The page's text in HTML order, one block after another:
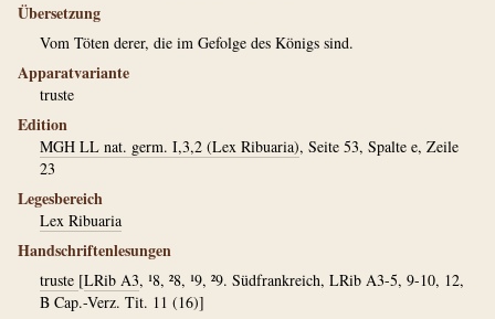
Übersetzung
Vom Töten derer, die im Gefolge des Königs sind.
Apparatvariante
truste
Edition
MGH LL nat. germ. I,3,2 (Lex Ribuaria), Seite 53, Spalte e, Zeile
23
Legesbereich
Lex Ribuaria
Handschriftenlesungen
truste [LRib A3, ¹8, ²8, ¹9, ²9. Südfrankreich, LRib A3-5, 9-10, 12,
B Cap.-Verz. Tit. 11 (16)]